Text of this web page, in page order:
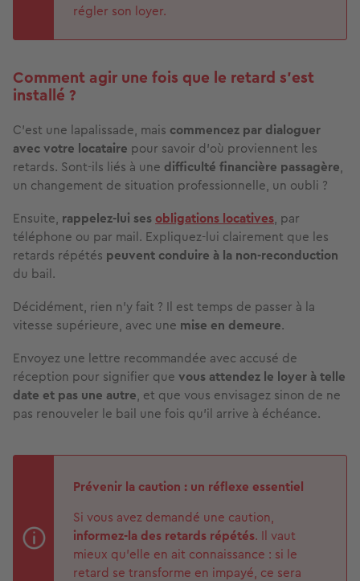
régler son loyer.
Comment agir une fois que le retard s’est
installé ?
C’est une lapalissade, mais commencez par dialoguer
avec votre locataire pour savoir d’où proviennent les
retards. Sont-ils liés à une difficulté financière passagère,
un changement de situation professionnelle, un oubli ?
Ensuite, rappelez-lui sesobligations locatives, par
téléphone ou par mail. Expliquez-lui clairement que les
retards répétés peuvent conduire à la non-reconduction
du bail.
Décidément, rien n’y fait ? Il est temps de passer à la
vitesse supérieure, avec une mise en demeure.
Envoyez une lettre recommandée avec accusé de
réception pour signifier que vous attendez le loyer à telle
date et pas une autre, et que vous envisagez sinon de ne
pas renouveler le bail une fois qu’il arrive à échéance.
Prévenir la caution : un réflexe essentiel
Si vous avez demandé une caution,
informez-la des retards répétés. Il vaut
mieux qu’elle en ait connaissance : si le
retard se transforme en impayé, ce sera